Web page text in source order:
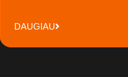
DAUGIAU